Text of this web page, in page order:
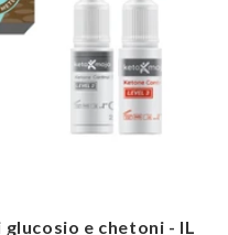
e chetoni - IL